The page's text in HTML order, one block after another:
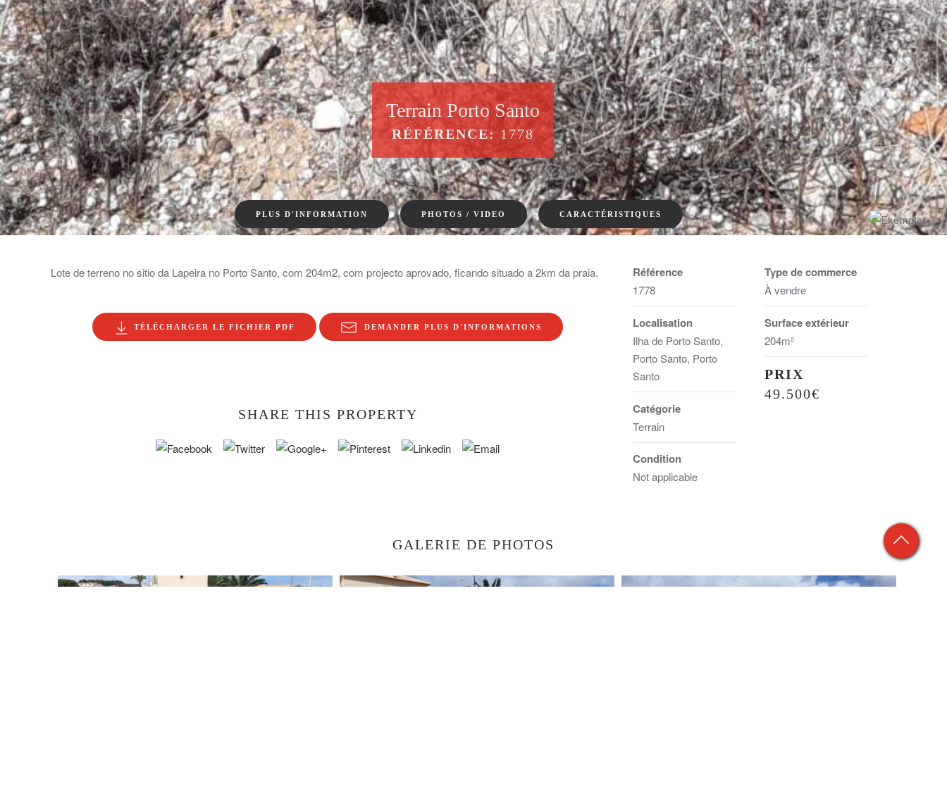
Terrain Porto Santo
RÉFÉRENCE:1778
PLUS D'INFORMATION PHOTOS / VIDEO CARACTÉRISTIQUES
Lote de terreno no sitio da Lapeira no Porto Santo, com 204m2, com projecto aprovado, ficando situado a 2km da praia.
TÉLÉCHARGER LE FICHIER PDF DEMANDER PLUS D'INFORMATIONS
SHARE THIS PROPERTY
Référence
1778
Localisation
Ilha de Porto Santo,
Porto Santo, Porto
Santo
Catégorie
Terrain
Condition
Not applicable
Type de commerce
À vendre
Surface extérieur
204m²
PRIX
49.500€
GALERIE DE PHOTOS